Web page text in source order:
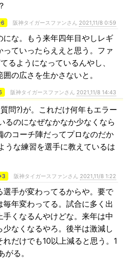
阪神タイガースファンさん 2021,11/8 0:59
にな。もう来年四年目やしレギ
っていったらええと思う。ファ
るようになっているんやし、
の広さを生かさないと。
阪神タイガースファンさん 2021,11/8 14:43
問?)が。これだけ何年もエラー
るのになぜなかなか少なくなら
のコーチ陣だってプロなのだか
うな練習を選手に教えているは
阪神タイガースファンさん 2021,11/8 1:22
選手が変わってるからや。要で
毎年変わってる。試合に多く出
手くなるんやけどな。来年は中
少なくなるやろ。後半は激減し
れだけでも10以上減ると思う。1
る。